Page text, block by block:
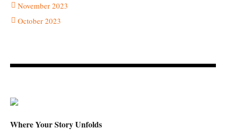
November 2023
October 2023
Where Your Story Unfolds